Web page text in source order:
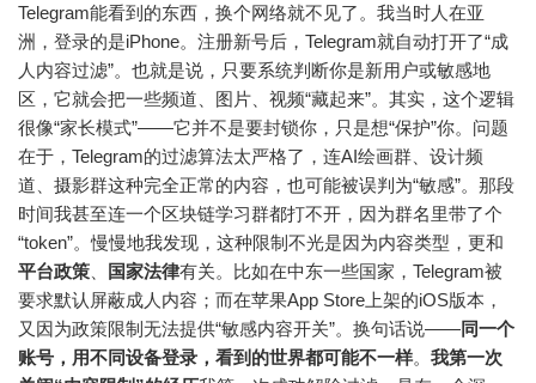
Telegram能看到的东西，换个网络就不见了。我当时人在亚
洲，登录的是iPhone。注册新号后，Telegram就自动打开了“成
人内容过滤”。也就是说，只要系统判断你是新用户或敏感地
区，它就会把一些频道、图片、视频“藏起来”。其实，这个逻辑
很像“家长模式”——它并不是要封锁你，只是想“保护”你。问题
在于，Telegram的过滤算法太严格了，连AI绘画群、设计频
道、摄影群这种完全正常的内容，也可能被误判为“敏感”。那段
时间我甚至连一个区块链学习群都打不开，因为群名里带了个
“token”。慢慢地我发现，这种限制不光是因为内容类型，更和
平台政策
国家法律有关。比如在中东一些国家，Telegram被
要求默认屏蔽成人内容；而在苹果App Store上架的iOS版本，
又因为政策限制无法提供“敏感内容开关”。 换句话说——同一个
账号，用不同设备登录，看到的世界都可能不一样。 我第一次